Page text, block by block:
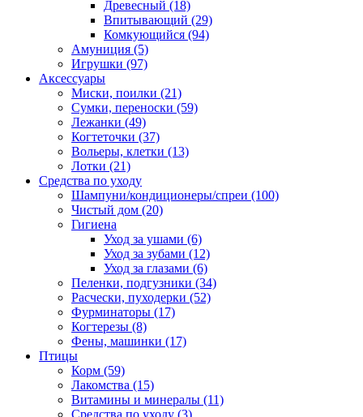
Древесный (18)
Впитывающий (29)
Комкующийся (94)
Амуниция (5)
Игрушки (97)
Аксессуары
Миски, поилки (21)
Сумки, переноски (59)
Лежанки (49)
Когтеточки (37)
Вольеры, клетки (13)
Лотки (21)
Средства по уходу
Шампуни/кондиционеры/спреи (100)
Чистый дом (20)
Гигиена
Уход за ушами (6)
Уход за зубами (12)
Уход за глазами (6)
Пеленки, подгузники (34)
Расчески, пуходерки (52)
Фурминаторы (17)
Когтерезы (8)
Фены, машинки (17)
Птицы
Корм (59)
Лакомства (15)
Витамины и минералы (11)
Средства по уходу (3)